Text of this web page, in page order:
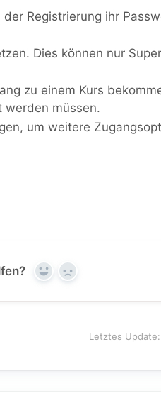
Registrierung ihr
Dies können nur
zu einem Kurs
werden müssen.
um weitere
Yes No
Letztes